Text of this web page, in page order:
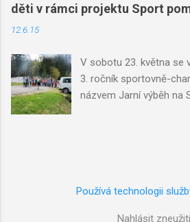
děti v rámci projektu Sport
12.6.15
V sobotu 23. května se
3. ročník sportovně-
názvem Jarní výběh na
vzduchu, ale také
cokoliv – třeba
Používá technologii
Nahlásit zneužití